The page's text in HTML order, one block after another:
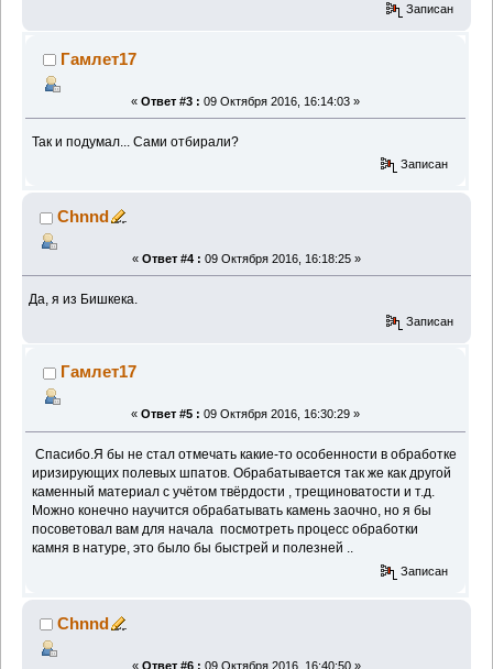
Записан
Гамлет17
« Ответ #3 : 09 Октября 2016, 16:14:03 »
Так и подумал... Сами отбирали?
Записан
Chnnd
« Ответ #4 : 09 Октября 2016, 16:18:25 »
Да, я из Бишкека.
Записан
Гамлет17
« Ответ #5 : 09 Октября 2016, 16:30:29 »
Спасибо.Я бы не стал отмечать какие-то особенности в обработке
иризирующих полевых шпатов. Обрабатывается так же как другой
каменный материал с учётом твёрдости , трещиноватости и т.д.
Можно конечно научится обрабатывать камень заочно, но я бы
посоветовал вам для начала посмотреть процесс обработки
камня в натуре, это было бы быстрей и полезней ..
Записан
Chnnd
« Ответ #6 : 09 Октября 2016, 16:40:50 »